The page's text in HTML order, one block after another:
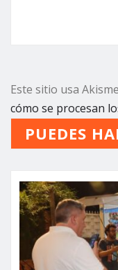
Este sitio usa
cómo se procesan
PUEDES